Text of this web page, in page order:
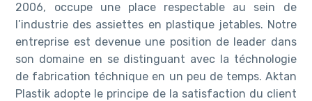
2006, occupe une place respectable au sein de
l’industrie des assiettes en plastique jetables. Notre
entreprise est devenue une position de leader dans
son domaine en se distinguant avec la téchnologie
de fabrication téchnique en un peu de temps. Aktan
Plastik adopte le principe de la satisfaction du client